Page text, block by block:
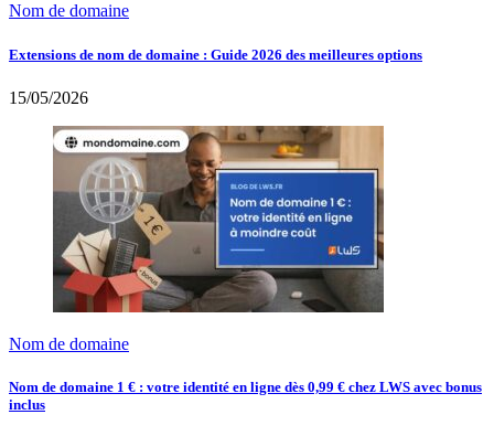
Nom de domaine
Extensions de nom de domaine : Guide 2026 des meilleures options
15/05/2026
Nom de domaine
Nom de domaine 1 € : votre identité en ligne dès 0,99 € chez LWS avec bonus
inclus